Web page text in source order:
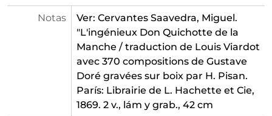
[Serie] 123 - Winthuysen, Xavier de
[Serie] 124 - Zubiaurre
[Serie] 125 - Zubiaurre, Ramón de
[Serie] 126 - Zubiaurre, Valentín de
[Serie] 127 - Zuloaga, Ignacio
[Serie] 128 - Zurbarán, Francisco de
[Colección] NO-DO - Archivo Histórico de NO-DO. Copias de imágenes sobre el Ateneo de Madrid
[Colección] RP - Recortes de prensa
Notas
Ver: Cervantes Saavedra, Miguel.
"L'ingénieux Don Quichotte de la
Manche / traduction de Louis Viardot
avec 370 compositions de Gustave
Doré gravées sur boix par H. Pisan.
París: Librairie de L. Hachette et Cie,
1869. 2 v., lám y grab., 42 cm